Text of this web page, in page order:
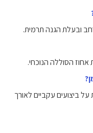
ובעלת הגנה תרמית.
הסוללה הנוכחי.
ביצועים עקביים לאורך